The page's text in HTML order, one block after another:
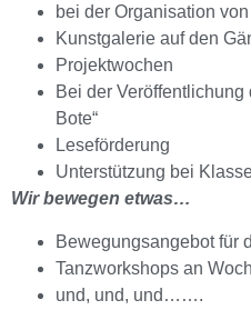
bei der Organisation
Kunstgalerie auf den
Projektwochen
Bei der
Bote“
Leseförderung
Unterstützung bei
Wir bewegen etwas…
Bewegungsangebot für
Tanzworkshops an
und, und, und…….